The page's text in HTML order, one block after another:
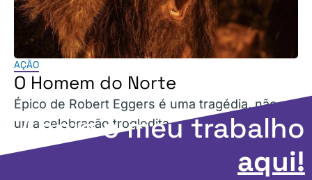
AÇÃO
O Homem do Norte
Épico de Robert Eggers é uma tragédia, não
uma celebração troglodita.
Apoie o meu trabalho
aqui!